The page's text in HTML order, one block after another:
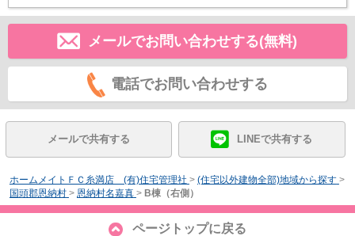
メールでお問い合わせする(無料)
電話でお問い合わせする
メールで共有する LINEで共有する
ホームメイトＦＣ糸満店 (有)住宅管理社 > (住宅以外建物全部)地域から探す >
国頭郡恩納村 > 恩納村名嘉真 > B棟（右側）
ページトップに戻る